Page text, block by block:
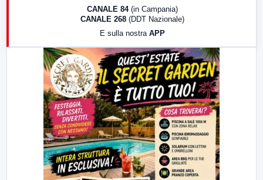
LabNews (replica)
CANALE 84 (in Campania)
CANALE 268 (DDT Nazionale)
E sulla nostra APP